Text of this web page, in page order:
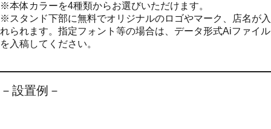
※本体カラーを4種類からお選びいただけます。
※スタンド下部に無料でオリジナルのロゴやマーク、店名が入
れられます。指定フォント等の場合は、データ形式Aiファイル
を入稿してください。
－設置例－